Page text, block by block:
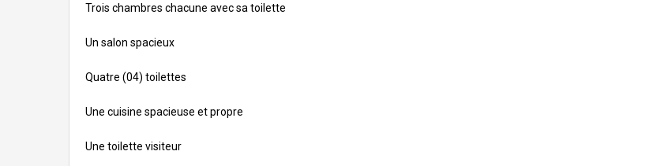
Trois chambres chacune avec sa toilette
Un salon spacieux
Quatre (04) toilettes
Une cuisine spacieuse et propre
Une toilette visiteur